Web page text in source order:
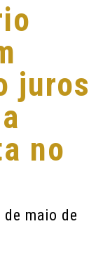
juros
no
de maio de